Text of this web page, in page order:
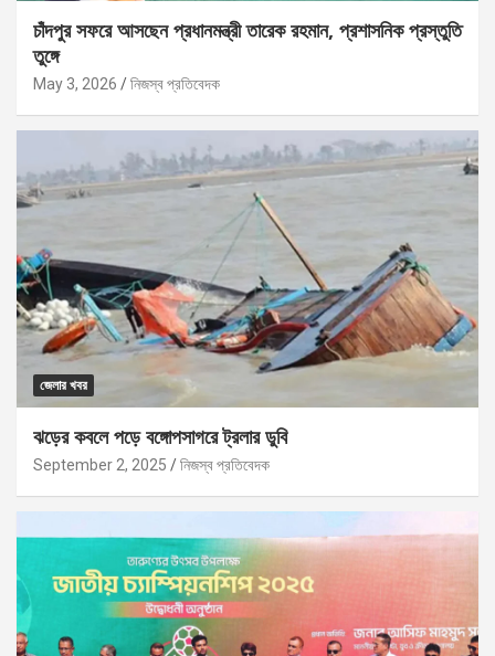
চাঁদপুর সফরে আসছেন প্রধানমন্ত্রী তারেক রহমান, প্রশাসনিক প্রস্তুতি
তুঙ্গে
May 3, 2026 নিজস্ব প্রতিবেদক
জেলার খবর
ঝড়ের কবলে পড়ে বঙ্গোপসাগরে ট্রলার ডুবি
September 2, 2025 নিজস্ব প্রতিবেদক